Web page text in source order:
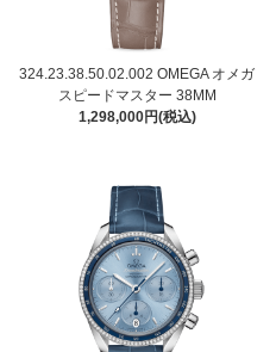
324.23.38.50.02.002 OMEGA オメガ
スピードマスター 38MM
1,298,000円(税込)